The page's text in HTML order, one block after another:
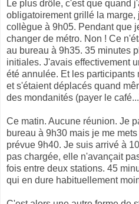
Le plus drôle, c'est que quand
obligatoirement grillé la marge,
collègue à 9h05. Pendant que
changer de métro. Non ! Ce
au bureau à 9h35. 35 minutes
initiales. J'avais effectivement
été annulée. Et les
et s'étaient déplacés quand
des mondanités (payer le
Ce matin. Aucune réunion. Je
bureau à 9h30 mais je me
prévue 9h40. Je suis arrivé à
pas chargée, elle n'avançait
fois entre deux stations. 45
qui en dure habituellement